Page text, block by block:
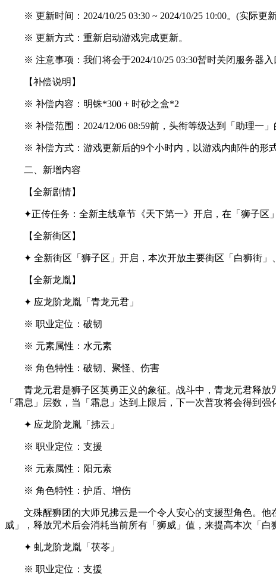
※ 更新时间：2024/10/25 03:30 ~ 2024/10/25 10:00。(实际更
※ 更新方式：重新启动游戏完成更新。
※ 注意事项：我们将会于2024/10/25 03:30暂时关闭服务器入
【补偿说明】
※ 补偿内容：明铢*300 + 时砂之盒*2
※ 补偿范围：2024/12/06 08:59前，头衔等级达到「助理一」
※ 补偿方式：游戏更新后的9个小时内，以游戏内邮件的形
二、新增内容
【全新剧情】
✦正传任务：全新主线章节《天下第一》开启，在「狮子区
【全新街区】
✦ 全新街区「狮子区」开启，本次开放主要街区「白狮街」
【全新龙胤】
✦ 应龙阶龙胤「青龙元君」
※ 职业定位：破韧
※ 元素属性：水元素
※ 角色特性：破韧、聚怪、伤害
青龙元君是狮子区英勇正义的象征。战斗中，青龙元君释放
「霜息」层数，当「霜息」达到上限后，下一次普攻将会得到强
✦ 应龙阶龙胤「拂云」
※ 职业定位：支援
※ 元素属性：阳元素
※ 角色特性：护盾、增伤
文殊醒狮团的大师兄拂云是一个令人安心的支援型角色。他
威」，释放咒术后会消耗当前所有「狮威」值，来提高本次「
✦ 虬龙阶龙胤「茯苓」
※ 职业定位：支援